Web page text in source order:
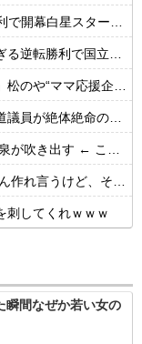
許す苦しい展開も終盤に再逆転に成功
にチャヴリッチが2ゴールの大活躍
ャンペーンは「男女差別」だったのか
たか……」と節操の無さに呆れる人が続出
← これ前触れじゃね？
うめん作りて地獄なんよ」
刺してくれｗｗｗ
瞬間なぜか若い女の